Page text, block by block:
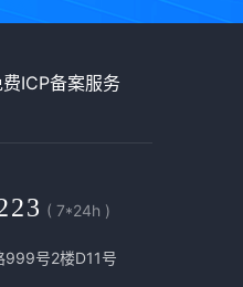
费ICP备案服务
( 7*24h )
999号2楼D11号